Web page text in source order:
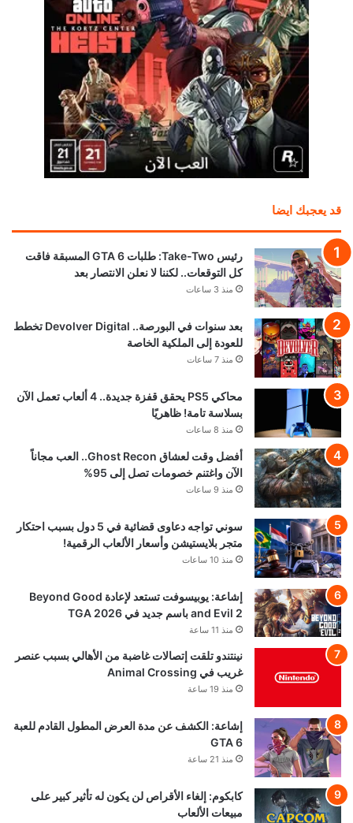
قد يعجبك ايضا
رئيس Take-Two: طلبات GTA 6 المسبقة فاقت
كل التوقعات.. لكننا لا نعلن الانتصار بعد
منذ 3 ساعات
بعد سنوات في البورصة.. Devolver Digital تخطط
للعودة إلى الملكية الخاصة
منذ 7 ساعات
محاكي PS5 يحقق قفزة جديدة.. 4 ألعاب تعمل الآن
بسلاسة تامة! ظاهريًا
منذ 8 ساعات
أفضل وقت لعشاق Ghost Recon.. العب مجاناً
الآن واغتنم خصومات تصل إلى 95%
منذ 9 ساعات
سوني تواجه دعاوى قضائية في 5 دول بسبب احتكار
متجر بلايستيشن وأسعار الألعاب الرقمية!
منذ 10 ساعات
إشاعة: يوبيسوفت تستعد لإعادة Beyond Good
and Evil 2 باسم جديد في TGA 2026
منذ 11 ساعة
نينتندو تلقت إتصالات غاضبة من الأهالي بسبب عنصر
غريب في Animal Crossing
منذ 19 ساعة
إشاعة: الكشف عن مدة العرض المطول القادم للعبة
GTA 6
منذ 21 ساعة
كابكوم: إلغاء الأقراص لن يكون له تأثير كبير على
مبيعات الألعاب